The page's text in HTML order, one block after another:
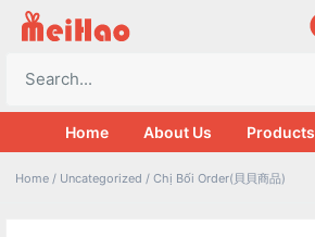
Home About Us Products
Home / Uncategorized / Chị Bối Order(貝貝商品)